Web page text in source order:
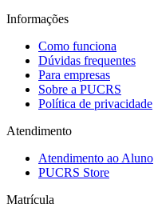
Informações
Como funciona
Dúvidas frequentes
Para empresas
Sobre a PUCRS
Política de privacidade
Atendimento
Atendimento ao Aluno
PUCRS Store
Matrícula